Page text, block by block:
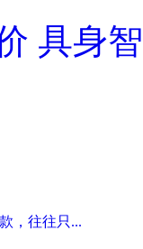
具身
，往往只...